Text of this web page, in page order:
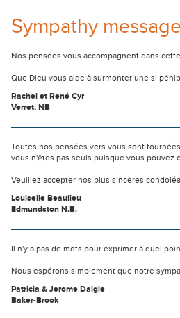
Sympathy
Nos pensées vous accompagnent dans
Que Dieu vous aide à surmonter une si
Rachel et René Cyr
Verret, NB
Toutes nos pensées vers vous sont
vous n'êtes pas seuls puisque vous pouvez
Veuillez accepter nos plus sincères
Louiselle Beaulieu
Edmundston N.B.
Il n'y a pas de mots pour exprimer à quel
Nous espérons simplement que notre
Patricia & Jerome Daigle
Baker-Brook